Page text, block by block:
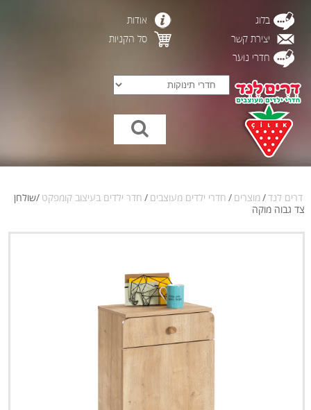
בלוג
אודות
יצירת קשר
סל הקניות
חדרי נוער
דרים לנד/ מוצרים / חדרי ילדים מעוצבים / חדר ילדים בעיצוב קומפקט /שולחן
צד גבוה מוקה